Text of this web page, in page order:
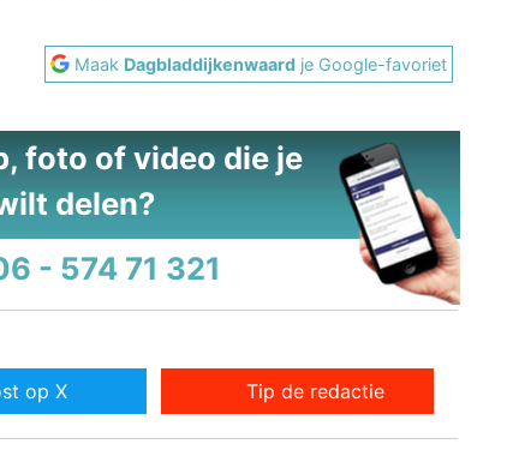
Maak Dagbladdijkenwaard je Google-favoriet
foto of video die je
delen?
- 574 71 321
op X Tip de redactie